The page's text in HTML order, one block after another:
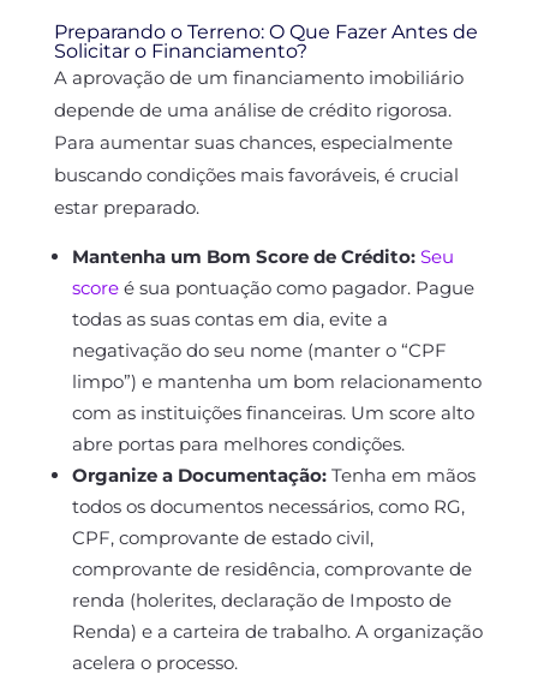
Preparando o Terreno: O Que Fazer Antes de
Solicitar o Financiamento?
A aprovação de um financiamento imobiliário
depende de uma análise de crédito rigorosa.
Para aumentar suas chances, especialmente
buscando condições mais favoráveis, é crucial
estar preparado.
Mantenha um Bom Score de Crédito: Seu
scoreé sua pontuação como pagador. Pague
todas as suas contas em dia, evite a
negativação do seu nome (manter o “CPF
limpo”) e mantenha um bom relacionamento
com as instituições financeiras. Um score alto
abre portas para melhores condições.
Organize a Documentação:Tenha em mãos
todos os documentos necessários, como RG,
CPF, comprovante de estado civil,
comprovante de residência, comprovante de
renda (holerites, declaração de Imposto de
Renda) e a carteira de trabalho. A organização
acelera o processo.